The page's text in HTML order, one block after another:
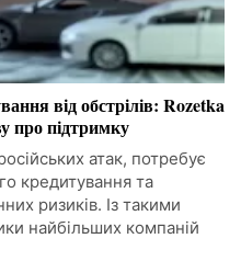
від обстрілів: Rozetka
про підтримку
атак, потребує
кредитування та
ризиків. Із такими
найбільших компаній